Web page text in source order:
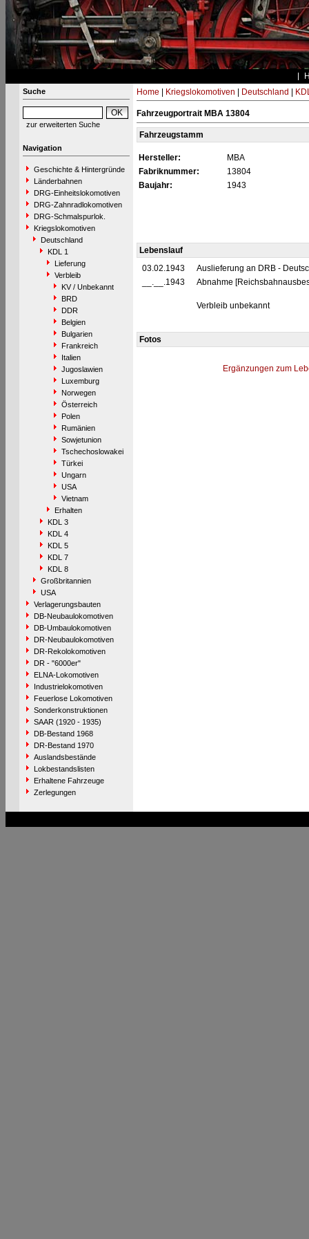
Suche
zur erweiterten Suche
Navigation
Geschichte & Hintergründe
Länderbahnen
DRG-Einheitslokomotiven
DRG-Zahnradlokomotiven
DRG-Schmalspurlok.
Kriegslokomotiven
Deutschland
KDL 1
Lieferung
Verbleib
KV / Unbekannt
BRD
DDR
Belgien
Bulgarien
Frankreich
Italien
Jugoslawien
Luxemburg
Norwegen
Österreich
Polen
Rumänien
Sowjetunion
Tschechoslowakei
Türkei
Ungarn
USA
Vietnam
Erhalten
KDL 3
KDL 4
KDL 5
KDL 7
KDL 8
Großbritannien
USA
Verlagerungsbauten
DB-Neubaulokomotiven
DB-Umbaulokomotiven
DR-Neubaulokomotiven
DR-Rekolokomotiven
DR - "6000er"
ELNA-Lokomotiven
Industrielokomotiven
Feuerlose Lokomotiven
Sonderkonstruktionen
SAAR (1920 - 1935)
DB-Bestand 1968
DR-Bestand 1970
Auslandsbestände
Lokbestandslisten
Erhaltene Fahrzeuge
Zerlegungen
Home Kriegslokomotiven Deutschland
Fahrzeugportrait MBA 13804
Fahrzeugstamm
Hersteller:
MBA
Fabriknummer:
13804
Baujahr:
1943
Lebenslauf
03.02.1943
Auslieferung an DRB -
__.__.1943
Abnahme
Verbleib unbekannt
Fotos
Ergänzungen zum